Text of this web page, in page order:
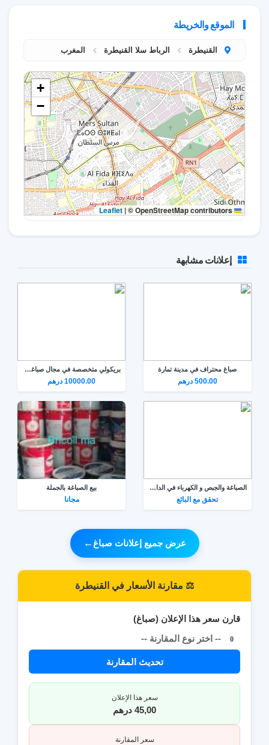
الموقع والخريطة
القنيطرة الرباط سلا القنيطرة المغرب
+
−
Leaflet
|© OpenStreetMap contributors
إعلانات مشابهة
صباغ محتراف في مدينة تمارة
500.00 درهم
بريكولي متخصصة في مجال صباغة المباني فاس ونواحي
10000.00 درهم
الصباغة والجبص و الكهرباء في الدار البيضاء
تحقق مع البائع
بيع الصباغة بالجملة
مجانا
عرض جميع إعلانات صباغ ←
⚖️ مقارنة الأسعار في القنيطرة
قارن سعر هذا الإعلان (صباغ)
-- اختر نوع المقارنة --
0
تحديث المقارنة
سعر هذا الإعلان
45,00 درهم
سعر المقارنة